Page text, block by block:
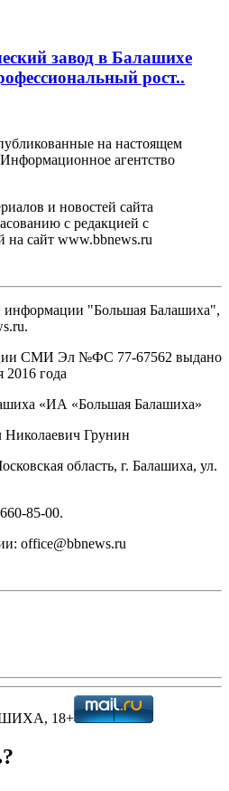
завод в Балашихе
рост..
на настоящем
агентство
и новостей сайта
с редакцией с
на сайт www.bbnews.ru
информации "Большая Балашиха",
СМИ Эл №ФС ‎77-67562 выдано
2016 года
«ИА «Большая Балашиха»
Грунин
область, г. Балашиха, ул.
85-00.
office@bbnews.ru
18+